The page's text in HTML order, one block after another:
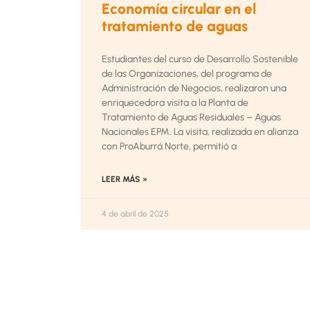
Economía circular en el
tratamiento de aguas
Estudiantes del curso de Desarrollo Sostenible
de las Organizaciones, del programa de
Administración de Negocios, realizaron una
enriquecedora visita a la Planta de
Tratamiento de Aguas Residuales – Aguas
Nacionales EPM. La visita, realizada en alianza
con ProAburrá Norte, permitió a
LEER MÁS »
4 de abril de 2025